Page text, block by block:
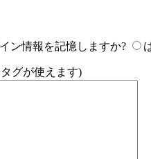
ン情報を記憶しますか?
グが使えます)